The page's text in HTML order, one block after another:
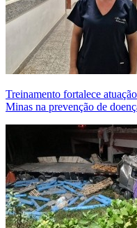
Treinamento fortalece
Minas na prevenção de